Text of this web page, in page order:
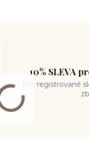
10% SLEVA
Pro registrované